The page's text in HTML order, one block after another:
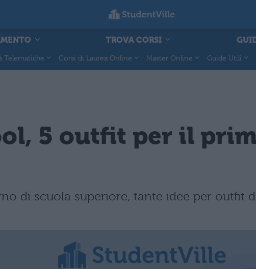
TROVA CORSI
Telematiche Corsi di Laurea Online Master Online Guide Utili
5 outfit per il
di scuola superiore, tante idee per outfit